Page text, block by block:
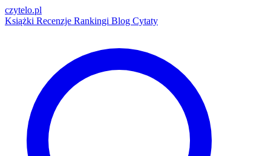
czytelo.pl
Książki Recenzje Rankingi Blog Cytaty